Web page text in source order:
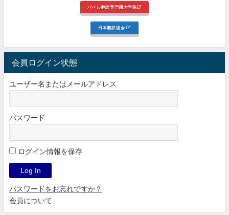
バベル翻訳専門職大学院
日本翻訳協会
会員ログイン状態
ユーザー名またはメールアドレス
パスワード
ログイン情報を保存
パスワードをお忘れですか？
会員について